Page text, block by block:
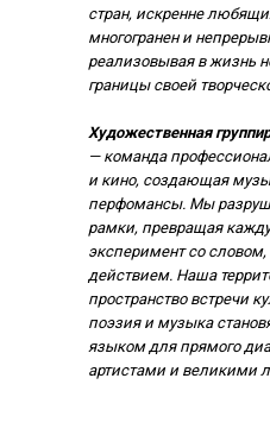
стран, искренне
многогранен и
реализовывая в жизнь
границы своей
Художественная
— команда
и кино, создающая
перфомансы. Мы
рамки, превращая
эксперимент со
действием. Наша
пространство встречи
поэзия и музыка
языком для прямого
артистами и великими